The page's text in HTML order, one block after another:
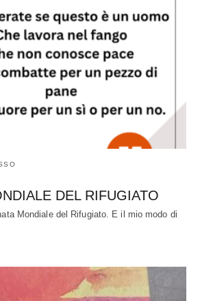
DEL RIFUGIATO
Mondiale del Rifugiato. E il mio modo di